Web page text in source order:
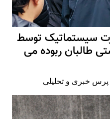
سیستماتیک توسط
طالبان ربوده می
پرس خبری و تحلیلی